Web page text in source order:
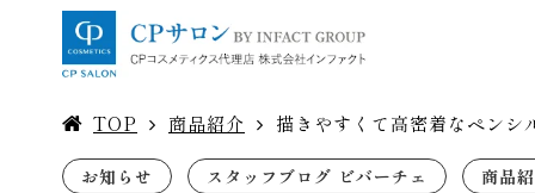
TOP 商品紹介 描きやすくて高密着なペンシ
お知らせ スタッフブログ ビバーチェ 商品